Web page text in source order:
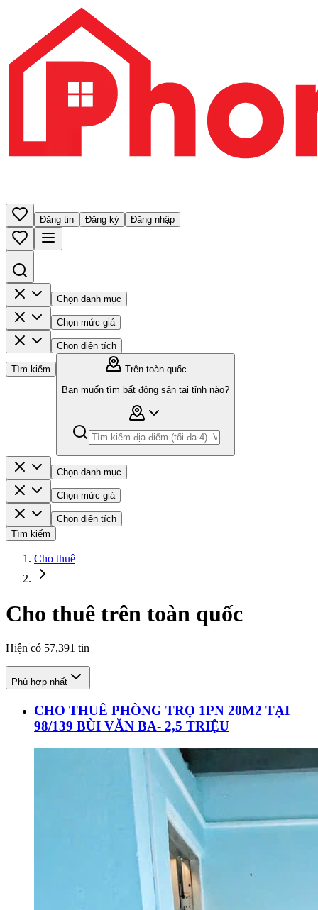
Đăng tin Đăng ký Đăng nhập
Chọn danh mục
Chọn mức giá
Chọn diện tích
Tìm kiếm
Trên toàn quốc
Bạn muốn tìm bất động sản tại tỉnh nào?
Chọn danh mục
Chọn mức giá
Chọn diện tích
Tìm kiếm
Cho thuê
Cho thuê trên toàn quốc
Hiện có 57,391 tin
Phù hợp nhất
CHO THUÊ PHÒNG TRỌ 1PN 20M2 TẠI
98/139 BÙI VĂN BA- 2,5 TRIỆU